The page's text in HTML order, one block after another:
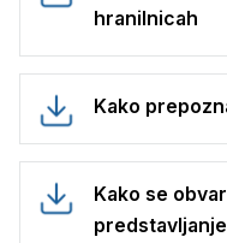
hranilnicah
Kako
Kako se